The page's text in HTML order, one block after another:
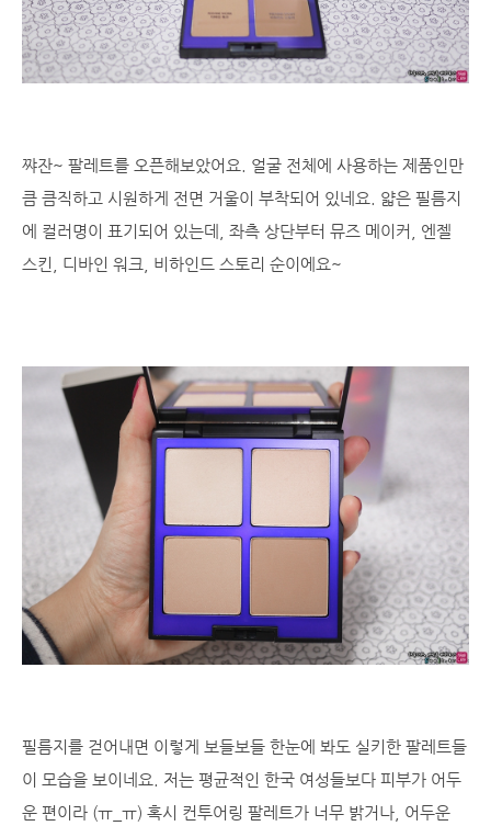
쨔잔~ 팔레트를 오픈해보았어요. 얼굴 전체에 사용하는 제품인만
큼 큼직하고 시원하게 전면 거울이 부착되어 있네요. 얇은 필름지
에 컬러명이 표기되어 있는데, 좌측 상단부터 뮤즈 메이커, 엔젤
스킨, 디바인 워크, 비하인드 스토리 순이에요~
필름지를 걷어내면 이렇게 보들보들 한눈에 봐도 실키한 팔레트들
이 모습을 보이네요. 저는 평균적인 한국 여성들보다 피부가 어두
운 편이라 (ㅠ_ㅠ) 혹시 컨투어링 팔레트가 너무 밝거나, 어두운